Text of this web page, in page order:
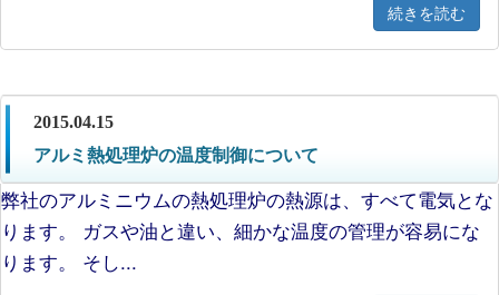
続きを読む
2015.04.15
アルミ熱処理炉の温度制御について
弊社のアルミニウムの熱処理炉の熱源は、すべて電気とな
ります。 ガスや油と違い、細かな温度の管理が容易にな
ります。 そし...